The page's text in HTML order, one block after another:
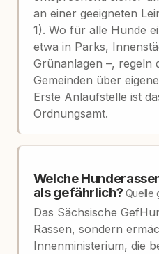
an einer geeigneten
1). Wo für alle Hunde
etwa in Parks,
Grünanlagen –, regeln
Gemeinden über
Erste Anlaufstelle ist
Ordnungsamt.
Welche
als gefährlich? Quelle
Das Sächsische
Rassen, sondern
Innenministerium, die